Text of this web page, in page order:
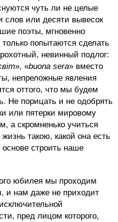
чуть ли не целые
слов или десяти вывесок
поэты, мгновенно
попытаются сделать
невинный подлог:
», «buona sera» вместо
непреложные явления
оттого, что мы будем
Не порицать и не одобрять
или пятерки мировому
а скромненько учиться
такою, какой она есть
строить наше
юбилея мы проходим
и нам даже не приходит
пред лицом которого,